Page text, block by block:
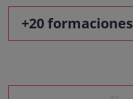
+20 formaciones